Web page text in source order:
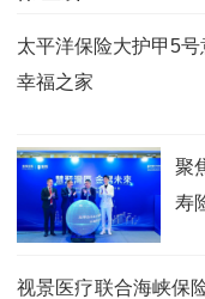
太平洋保险大护甲5
幸福之家
聚
寿
视景医疗联合海峡保